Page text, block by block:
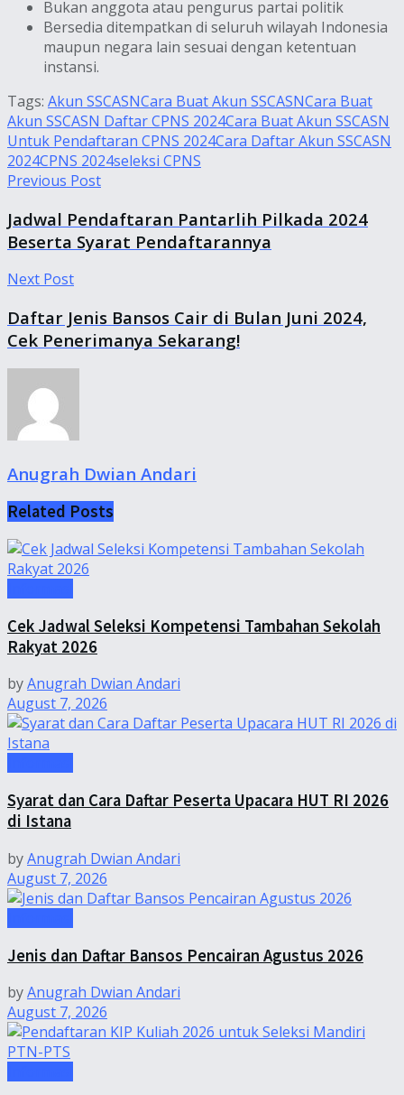
Bukan anggota atau pengurus partai politik
Bersedia ditempatkan di seluruh wilayah Indonesia
maupun negara lain sesuai dengan ketentuan
instansi.
Tags: Akun SSCASNCara Buat Akun SSCASNCara Buat
Akun SSCASN Daftar CPNS 2024Cara Buat Akun SSCASN
Untuk Pendaftaran CPNS 2024Cara Daftar Akun SSCASN
2024CPNS 2024seleksi CPNS
Previous Post
Jadwal Pendaftaran Pantarlih Pilkada 2024
Beserta Syarat Pendaftarannya
Next Post
Daftar Jenis Bansos Cair di Bulan Juni 2024,
Cek Penerimanya Sekarang!
Anugrah Dwian Andari
Related Posts
Cek Jadwal Seleksi Kompetensi Tambahan Sekolah
Rakyat 2026
byAnugrah Dwian Andari
August 7, 2026
Syarat dan Cara Daftar Peserta Upacara HUT RI 2026
di Istana
byAnugrah Dwian Andari
August 7, 2026
Jenis dan Daftar Bansos Pencairan Agustus 2026
byAnugrah Dwian Andari
August 7, 2026